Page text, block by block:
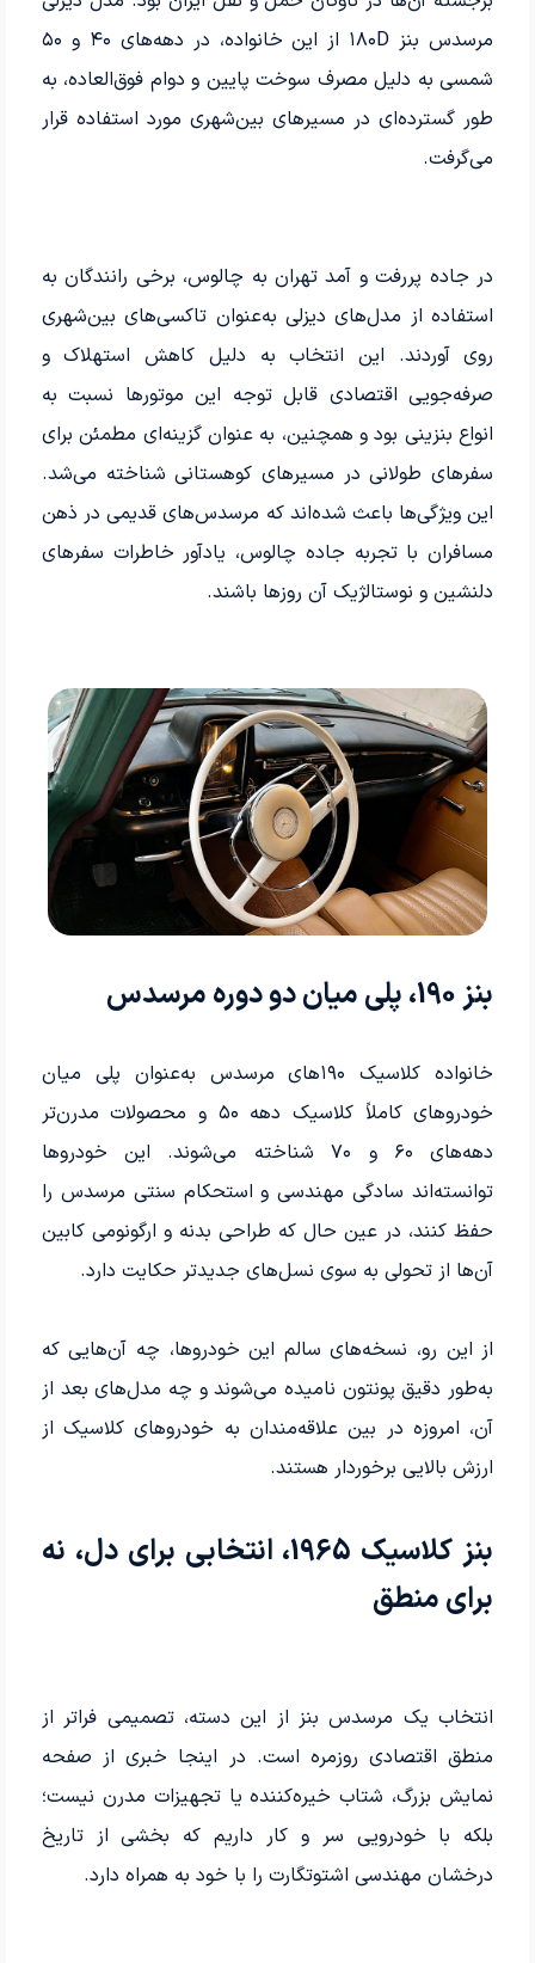
مرسدس بنز ۱۸۰D از این خانواده، در دهه‌های ۴۰ و ۵۰
شمسی به دلیل مصرف سوخت پایین و دوام فوق‌العاده، به
طور گسترده‌ای در مسیرهای بین‌شهری مورد استفاده قرار
می‌گرفت.
در جاده پررفت و آمد تهران به چالوس، برخی رانندگان به
استفاده از مدل‌های دیزلی به‌عنوان تاکسی‌های بین‌شهری
روی آوردند. این انتخاب به دلیل کاهش استهلاک و
صرفه‌جویی اقتصادی قابل توجه این موتورها نسبت به
انواع بنزینی بود و همچنین، به عنوان گزینه‌ای مطمئن برای
سفرهای طولانی در مسیرهای کوهستانی شناخته می‌شد.
این ویژگی‌ها باعث شده‌اند که مرسدس‌های قدیمی در ذهن
مسافران با تجربه جاده چالوس، یادآور خاطرات سفرهای
دلنشین و نوستالژیک آن روزها باشند.
بنز 190، پلی میان دو دوره مرسدس
خانواده کلاسیک ۱۹۰های مرسدس به‌عنوان پلی میان
خودروهای کاملاً کلاسیک دهه ۵۰ و محصولات مدرن‌تر
دهه‌های ۶۰ و ۷۰ شناخته می‌شوند. این خودروها
توانسته‌اند سادگی مهندسی و استحکام سنتی مرسدس را
حفظ کنند، در عین حال که طراحی بدنه و ارگونومی کابین
آن‌ها از تحولی به سوی نسل‌های جدیدتر حکایت دارد.
از این رو، نسخه‌های سالم این خودروها، چه آن‌هایی که
به‌طور دقیق پونتون نامیده می‌شوند و چه مدل‌های بعد از
آن، امروزه در بین علاقه‌مندان به خودروهای کلاسیک از
ارزش بالایی برخوردار هستند.
بنز کلاسیک 1965، انتخابی برای دل، نه
برای منطق
انتخاب یک مرسدس بنز از این دسته، تصمیمی فراتر از
منطق اقتصادی روزمره است. در اینجا خبری از صفحه
نمایش بزرگ، شتاب خیره‌کننده یا تجهیزات مدرن نیست؛
بلکه با خودرویی سر و کار داریم که بخشی از تاریخ
درخشان مهندسی اشتوتگارت را با خود به همراه دارد.